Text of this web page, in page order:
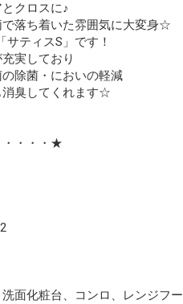
クロスに♪
落ち着いた雰囲気に大変身☆
ティスS」です！
実しており
除菌・においの軽減
消臭してくれます☆
・・・★
面化粧台、コンロ、レンジフー